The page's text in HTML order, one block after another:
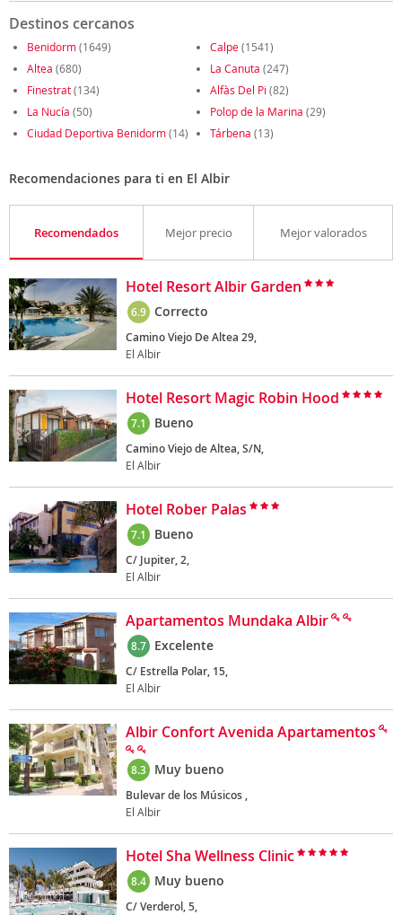
Destinos cercanos
Benidorm(1649) Calpe(1541)
Altea (680) La Canuta (247)
Finestrat(134) Alfàs Del Pi (82)
La Nucía (50) Polop de la Marina (29)
Ciudad Deportiva Benidorm(14) Tárbena (13)
Recomendaciones para ti en El Albir
Recomendados Mejor precio Mejor valorados
Hotel Resort Albir Garden
6.9 Correcto
Camino Viejo De Altea 29,
El Albir
Hotel Resort Magic Robin Hood
7.1 Bueno
Camino Viejo de Altea, S/N,
El Albir
Hotel Rober Palas
7.1 Bueno
C/ Jupiter, 2,
El Albir
Apartamentos Mundaka Albir
8.7 Excelente
C/ Estrella Polar, 15,
El Albir
Albir Confort Avenida Apartamentos
8.3 Muy bueno
Bulevar de los Músicos ,
El Albir
Hotel Sha Wellness Clinic
8.4 Muy bueno
C/ Verderol, 5,